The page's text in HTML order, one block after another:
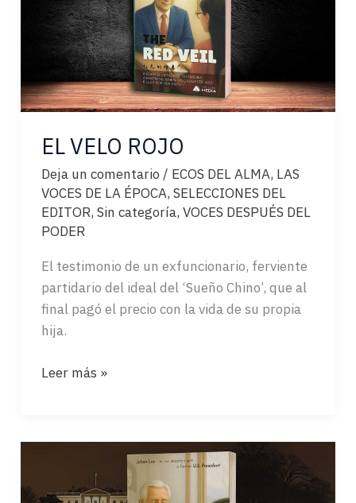
EL VELO ROJO
Deja un comentario / ECOS DEL ALMA, LAS
VOCES DE LA ÉPOCA, SELECCIONES DEL
EDITOR, Sin categoría, VOCES DESPUÉS DEL
PODER
El testimonio de un exfuncionario, ferviente
partidario del ideal del ‘Sueño Chino’, que al
final pagó el precio con la vida de su propia
hija.
EL
Leer más »